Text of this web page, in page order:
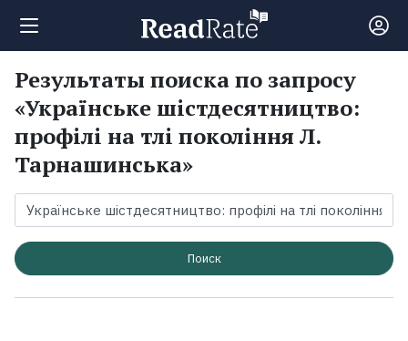
Поиск
Новости
Рейтинги
Книги
Результаты поиска по запросу
«Українське шістдесятництво:
профілі на тлі покоління Л.
Тарнашинська»
Поиск